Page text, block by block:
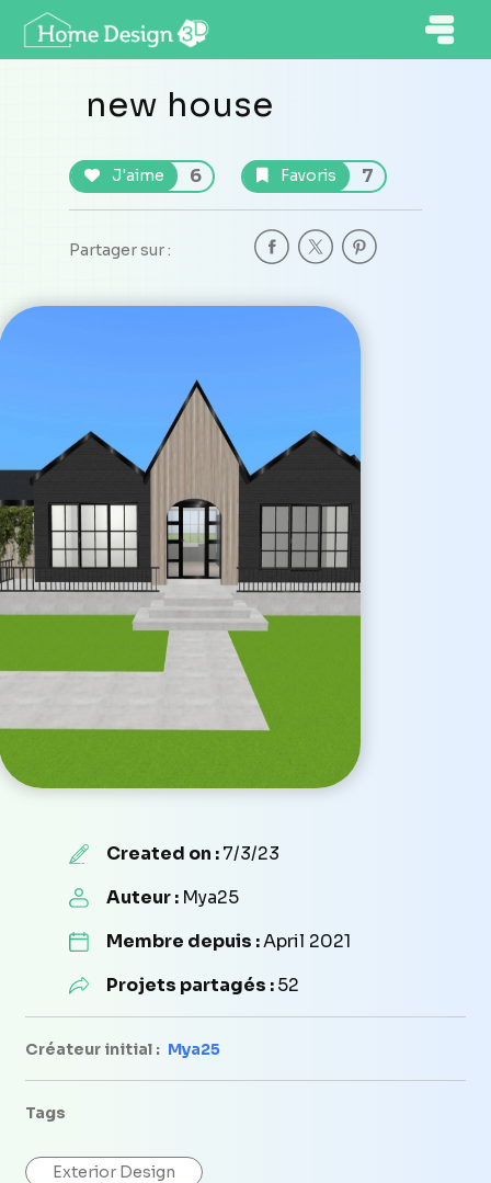
new house
J'aime 6 Favoris 7
Partager sur :
Created on :7/3/23
Auteur : Mya25
Membre depuis :April 2021
Projets partagés :52
Créateur initial : Mya25
Tags
Exterior Design